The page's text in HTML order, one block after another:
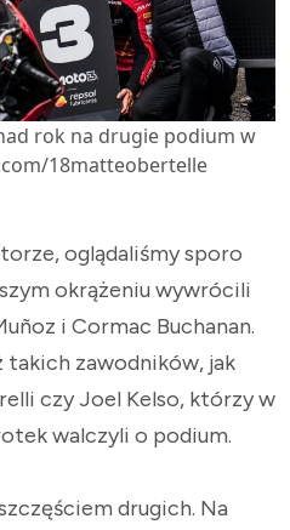
rok na drugie podium w
18matteobertelle
oglądaliśmy sporo
okrążeniu wywrócili
i Cormac Buchanan.
takich zawodników, jak
czy Joel Kelso, którzy w
walczyli o podium.
drugich. Na